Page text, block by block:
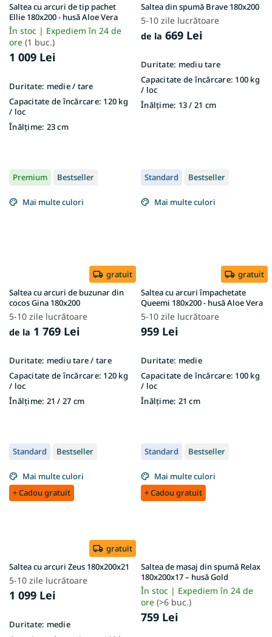
Saltea cu arcuri de tip pachet
Ellie 180x200 - husă Aloe Vera
În stoc | Expediem în 24 de
ore (1 buc.)
1 009 Lei
Duritate: medie / tare
Capacitate de încărcare: 120 kg
/ loc
Înălțime: 23 cm
Saltea din spumă Brave 180x200
5-10 zile lucrătoare
de la 669 Lei
Duritate: mediu tare
Capacitate de încărcare: 100 kg
/ loc
Înălțime: 13 / 21 cm
Premium Bestseller
Mai multe culori
gratuit
Saltea cu arcuri de buzunar din
cocos Gina 180x200
5-10 zile lucrătoare
de la 1 769 Lei
Duritate: mediu tare / tare
Capacitate de încărcare: 120 kg
/ loc
Înălțime: 21 / 27 cm
Standard Bestseller
Mai multe culori
gratuit
Saltea cu arcuri împachetate
Queemi 180x200 - husă Aloe Vera
5-10 zile lucrătoare
959 Lei
Duritate: medie
Capacitate de încărcare: 100 kg
/ loc
Înălțime: 21 cm
Standard Bestseller
Mai multe culori
+ Cadou gratuit
gratuit
Saltea cu arcuri Zeus 180x200x21
5-10 zile lucrătoare
1 099 Lei
Duritate: medie
Standard Bestseller
Mai multe culori
+ Cadou gratuit
Saltea de masaj din spumă Relax
180x200x17 – husă Gold
În stoc | Expediem în 24 de
ore (>6 buc.)
759 Lei